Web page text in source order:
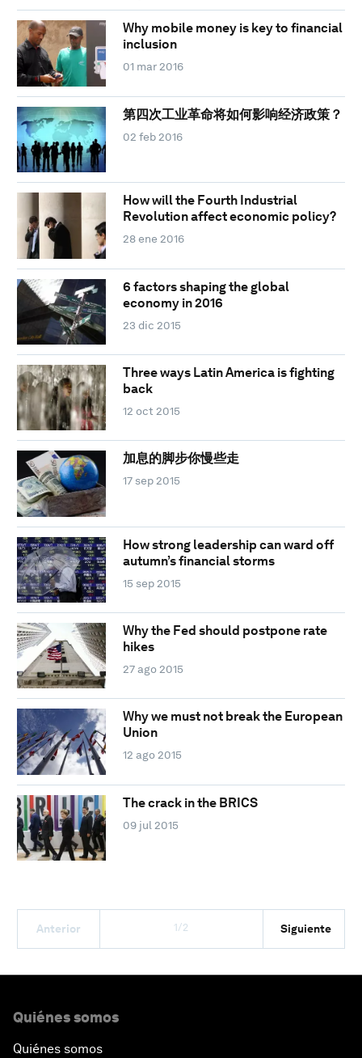
Why mobile money is key to financial
inclusion
01 mar 2016
第四次工业革命将如何影响经济政策？
02 feb 2016
How will the Fourth Industrial
Revolution affect economic policy?
28 ene 2016
6 factors shaping the global
economy in 2016
23 dic 2015
Three ways Latin America is fighting
back
12 oct 2015
加息的脚步你慢些走
17 sep 2015
How strong leadership can ward off
autumn’s financial storms
15 sep 2015
Why the Fed should postpone rate
hikes
27 ago 2015
Why we must not break the European
Union
12 ago 2015
The crack in the BRICS
09 jul 2015
Anterior 1/2 Siguiente
Quiénes somos
Quiénes somos